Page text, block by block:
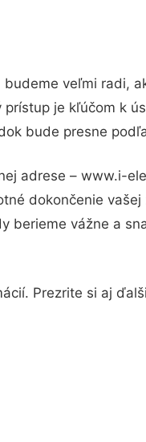
veľmi radi,
je kľúčom k
bude presne
adrese – www.i-
dokončenie vašej
berieme vážne a
Prezrite si aj